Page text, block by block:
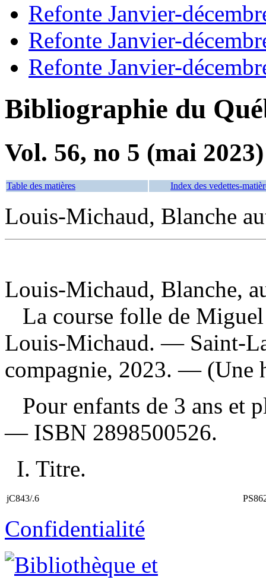
Refonte Janvier-
Refonte Janvier-
Refonte Janvier-
Bibliographie du
Vol. 56, no 5 (mai 2023)
Table des matières Index des vedettes-
Louis-Michaud, Blanche
Louis-Michaud, Blanche,
La course folle de
Louis-Michaud. — Saint-
compagnie, 2023. — (Une
Pour enfants de 3 ans et
— ISBN 2898500526.
I. Titre.
jC843/.6
Confidentialité